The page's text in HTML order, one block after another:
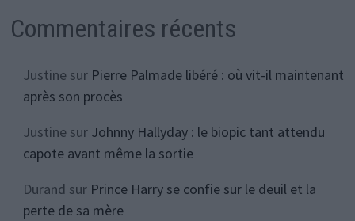
Commentaires récents
Justinesur Pierre Palmade libéré : où vit-il maintenant
après son procès
Justinesur Johnny Hallyday : le biopic tant attendu
capote avant même la sortie
Durand sur Prince Harry se confie sur le deuil et la
perte de sa mère